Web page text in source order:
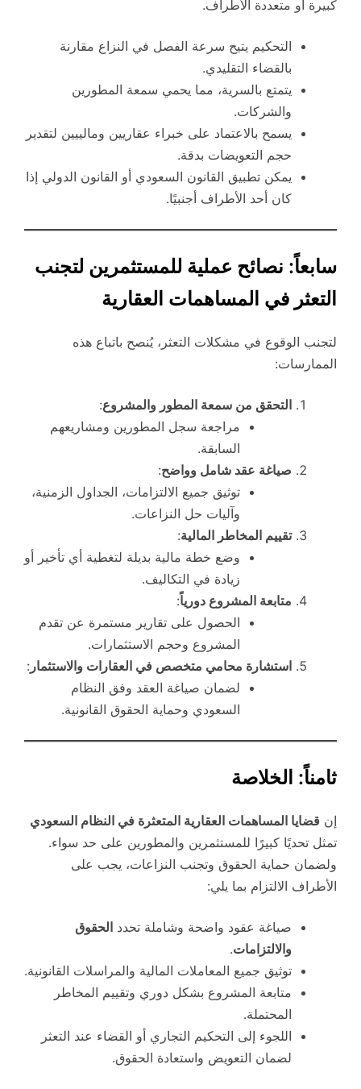
كبيرة أو متعددة الأطراف.
التحكيم يتيح سرعة الفصل في النزاع مقارنة
بالقضاء التقليدي.
يتمتع بالسرية، مما يحمي سمعة المطورين
والشركات.
يسمح بالاعتماد على خبراء عقاريين ومالييين لتقدير
حجم التعويضات بدقة.
يمكن تطبيق القانون السعودي أو القانون الدولي إذا
كان أحد الأطراف أجنبيًا.
سابعاً: نصائح عملية للمستثمرين لتجنب
التعثر في المساهمات العقارية
لتجنب الوقوع في مشكلات التعثر، يُنصح باتباع هذه
الممارسات:
التحقق من سمعة المطور والمشروع:
مراجعة سجل المطورين ومشاريعهم
السابقة.
صياغة عقد شامل وواضح:
توثيق جميع الالتزامات، الجداول الزمنية،
وآليات حل النزاعات.
تقييم المخاطر المالية:
وضع خطة مالية بديلة لتغطية أي تأخير أو
زيادة في التكاليف.
متابعة المشروع دورياً:
الحصول على تقارير مستمرة عن تقدم
المشروع وحجم الاستثمارات.
استشارة محامي متخصص في العقارات والاستثمار :
لضمان صياغة العقد وفق النظام
السعودي وحماية الحقوق القانونية.
ثامناً: الخلاصة
إن قضايا المساهمات العقارية المتعثرة في النظام السعودي
تمثل تحديًا كبيرًا للمستثمرين والمطورين على حد سواء.
ولضمان حماية الحقوق وتجنب النزاعات، يجب على
الأطراف الالتزام بما يلي:
صياغة عقود واضحة وشاملة تحدد الحقوق
والالتزامات.
توثيق جميع المعاملات المالية والمراسلات القانونية.
متابعة المشروع بشكل دوري وتقييم المخاطر
المحتملة.
اللجوء إلى التحكيم التجاري أو القضاء عند التعثر
لضمان التعويض واستعادة الحقوق.